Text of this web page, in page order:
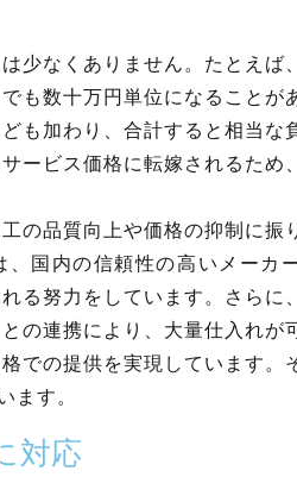
少なくありません。たとえば
も数十万円単位になることが
も加わり、合計すると相当な
ービス価格に転嫁されるため
の品質向上や価格の抑制に振
国内の信頼性の高いメーカ
る努力をしています。さらに
の連携により、大量仕入れが
での提供を実現しています。
ます。
対応